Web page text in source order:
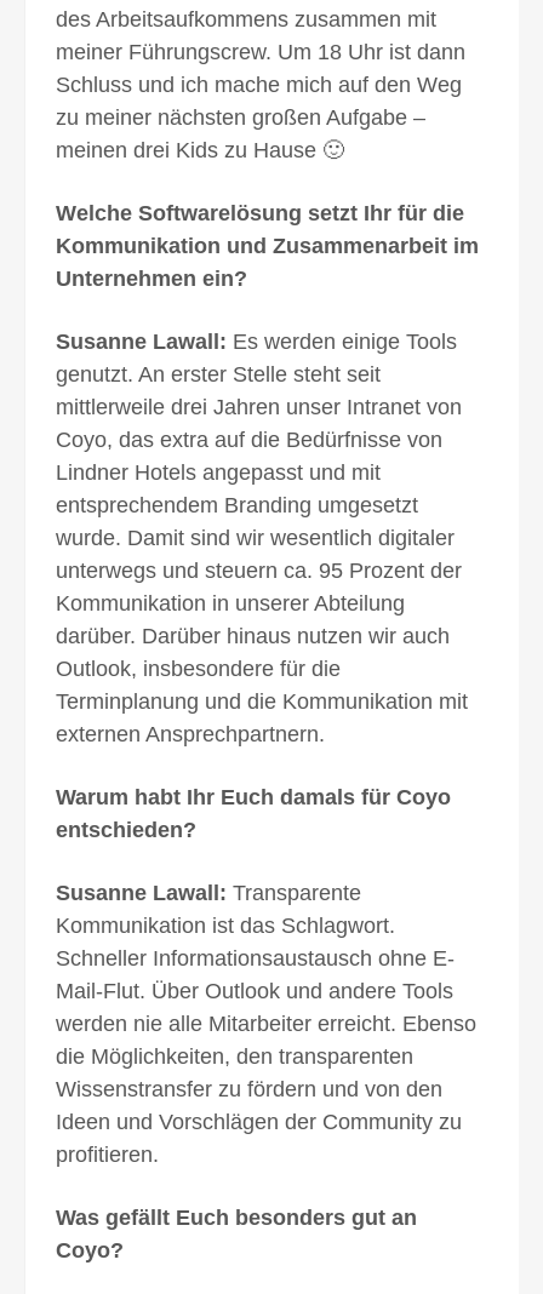
des Arbeitsaufkommens zusammen mit
meiner Führungscrew. Um 18 Uhr ist dann
Schluss und ich mache mich auf den Weg
zu meiner nächsten großen Aufgabe –
meinen drei Kids zu Hause 🙂
Welche Software­lösung setzt Ihr für die
Kommunikation und Zusammenarbeit im
Unter­nehmen ein?
Susanne Lawall: Es werden einige Tools
genutzt. An erster Stelle steht seit
mittlerweile drei Jahren unser Intranet von
Coyo, das extra auf die Bedürfnisse von
Lindner Hotels angepasst und mit
entsprechendem Branding umgesetzt
wurde. Damit sind wir wesentlich digitaler
unterwegs und steuern ca. 95 Prozent der
Kommunikation in unserer Abteilung
darüber. Darüber hinaus nutzen wir auch
Outlook, insbesondere für die
Terminplanung und die Kommunikation mit
externen Ansprechpartnern.
Warum habt Ihr Euch damals für Coyo
ent­schieden?
Susanne Lawall: Transparente
Kommunikation ist das Schlagwort.
Schneller Informationsaustausch ohne E-
Mail-Flut. Über Outlook und andere Tools
werden nie alle Mitarbeiter erreicht. Ebenso
die Möglichkeiten, den transparenten
Wissenstransfer zu fördern und von den
Ideen und Vorschlägen der Community zu
profitieren.
Was gefällt Euch besonders gut an
Coyo?